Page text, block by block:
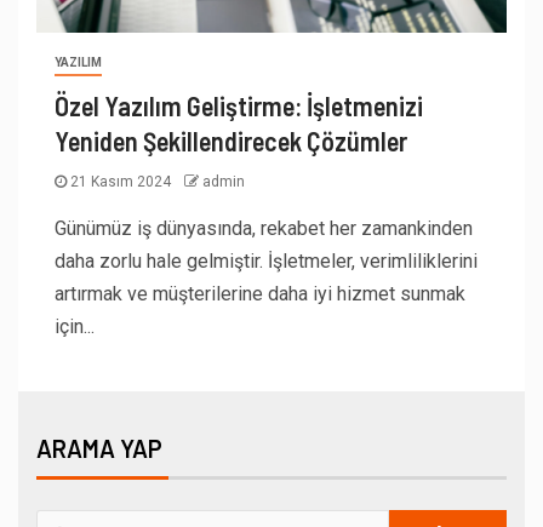
YAZILIM
Özel Yazılım Geliştirme: İşletmenizi
Yeniden Şekillendirecek Çözümler
21 Kasım 2024 admin
Günümüz iş dünyasında, rekabet her zamankinden
daha zorlu hale gelmiştir. İşletmeler, verimliliklerini
artırmak ve müşterilerine daha iyi hizmet sunmak
için...
ARAMA YAP